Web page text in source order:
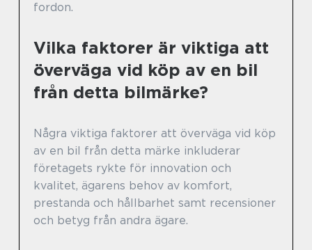
fordon.
Vilka faktorer är viktiga att
överväga vid köp av en bil
från detta bilmärke?
Några viktiga faktorer att överväga vid köp
av en bil från detta märke inkluderar
företagets rykte för innovation och
kvalitet, ägarens behov av komfort,
prestanda och hållbarhet samt recensioner
och betyg från andra ägare.